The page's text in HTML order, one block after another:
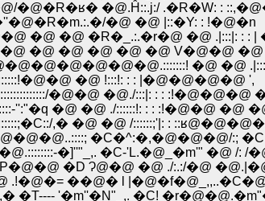
�@�R�ʁ� �@.Ĥ::.j:/ .�R�W: :
�@ �@ |::�Y: : !�@�n
�@ �@ �R�_.:.�r�@ �@ .|:::|: : :
�@ �@ �@ �@ �@ V�@�@
�@ �@
�@ !:::!: : : |�@�@�@�@ ',
�@�@ �@./:::|: : : :!�@�@�@
'':"�q �@ �@ ./::::::!: : : :!�@�@ �@
,� �@ �@ /::::::;'|: :
�C�^:�,�@�@�@/:;
�]''"_,. �C-'L.�@_�m'" �@ /: /
�D Ɂ@�@ �@ ./:.:/�@
��@� l
'�m''�N"_,. �C!